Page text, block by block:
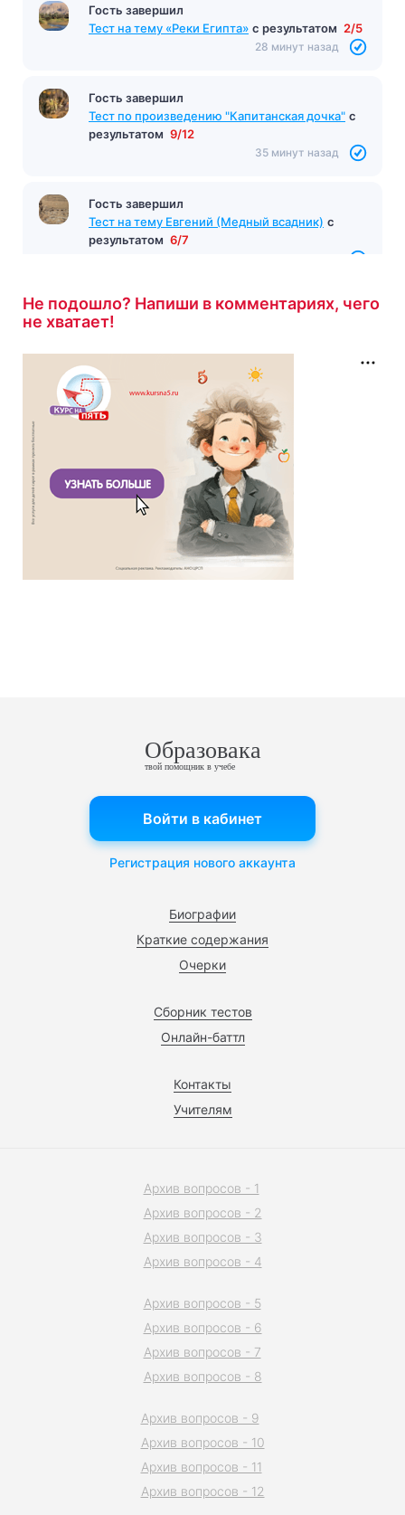
Гость завершил
Тест на тему «Реки Египта» с результатом 2/5
28 минут назад
Гость завершил
Тест по произведению "Капитанская дочка" с
результатом 9/12
35 минут назад
Гость завершил
Тест на тему Евгений (Медный всадник) с
результатом 6/7
Не подошло? Напиши в комментариях, чего
не хватает!
Образовака
твой помощник в учебе
Биографии
Краткие содержания
Очерки
Сборник тестов
Онлайн-баттл
Контакты
Учителям
Войти в кабинет
Регистрация нового аккаунта
Архив вопросов - 1
Архив вопросов - 2
Архив вопросов - 3
Архив вопросов - 4
Архив вопросов - 5
Архив вопросов - 6
Архив вопросов - 7
Архив вопросов - 8
Архив вопросов - 9
Архив вопросов - 10
Архив вопросов - 11
Архив вопросов - 12